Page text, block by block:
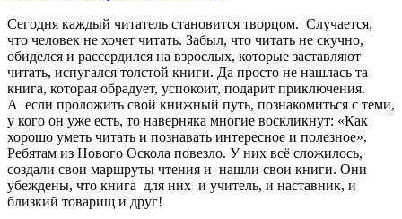
Сегодня каждый читатель становится творцом. Случается,
что человек не хочет читать. Забыл, что читать не скучно,
обиделся и рассердился на взрослых, которые заставляют
читать, испугался толстой книги. Да просто не нашлась та
книга, которая обрадует, успокоит, подарит приключения.
А если проложить свой книжный путь, познакомиться с теми,
у кого он уже есть, то наверняка многие воскликнут: «Как
хорошо уметь читать и познавать интересное и полезное».
Ребятам из Нового Оскола повезло. У них всё сложилось,
создали свои маршруты чтения и нашли свои книги. Они
убеждены, что книга для них и учитель, и наставник, и
близкий товарищ и друг!